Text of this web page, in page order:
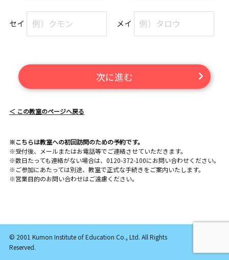
セイ メイ
次に進む
＜ この教室のページへ戻る
※こちらは教室への初回訪問のための予約です。
※受付後、メールまたはお電話等でご連絡させていただきます。
※数日たっても連絡がない場合は、0120-372-100にお問い合わせください。
※ご参加にあたっては別途、教室で正式な手続きをご案内いたします。
※営業目的のお問い合わせはご遠慮ください。
© 2001 Kumon Institute of Education Co., Ltd. All Rights
Reserved.